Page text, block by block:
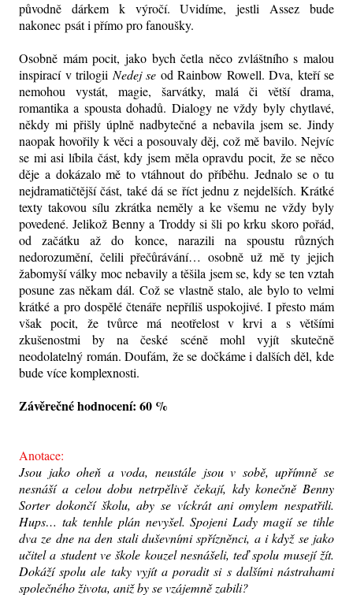
původně dárkem k výročí. Uvidíme, jestli Assez bude
nakonec psát i přímo pro fanoušky.
Osobně mám pocit, jako bych četla něco zvláštního s malou
inspirací v trilogii Nedej se od Rainbow Rowell. Dva, kteří se
nemohou vystát, magie, šarvátky, malá či větší drama,
romantika a spousta dohadů. Dialogy ne vždy byly chytlavé,
někdy mi přišly úplně nadbytečné a nebavila jsem se. Jindy
naopak hovořily k věci a posouvaly děj, což mě bavilo. Nejvíc
se mi asi líbila část, kdy jsem měla opravdu pocit, že se něco
děje a dokázalo mě to vtáhnout do příběhu. Jednalo se o tu
nejdramatičtější část, také dá se říct jednu z nejdelších. Krátké
texty takovou sílu zkrátka neměly a ke všemu ne vždy byly
povedené. Jelikož Benny a Troddy si šli po krku skoro pořád,
od začátku až do konce, narazili na spoustu různých
nedorozumění, čelili přečůrávání… osobně už mě ty jejich
žabomyší války moc nebavily a těšila jsem se, kdy se ten vztah
posune zas někam dál. Což se vlastně stalo, ale bylo to velmi
krátké a pro dospělé čtenáře nepříliš uspokojivé. I přesto mám
však pocit, že tvůrce má neotřelost v krvi a s většími
zkušenostmi by na české scéně mohl vyjít skutečně
neodolatelný román. Doufám, že se dočkáme i dalších děl, kde
bude více komplexnosti.
Závěrečné hodnocení: 60 %
Anotace:
Jsou jako oheň a voda, neustále jsou v sobě, upřímně se
nesnáší a celou dobu netrpělivě čekají, kdy konečně Benny
Sorter dokončí školu, aby se víckrát ani omylem nespatřili.
Hups… tak tenhle plán nevyšel. Spojeni Lady magií se tihle
dva ze dne na den stali duševními spřízněnci, a i když se jako
učitel a student ve škole kouzel nesnášeli, teď spolu musejí žít.
Dokáží spolu ale taky vyjít a poradit si s dalšími nástrahami
společného života, aniž by se vzájemně zabili?